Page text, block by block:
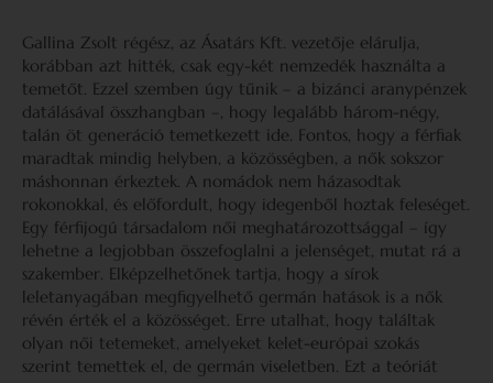
Gallina Zsolt régész, az Ásatárs Kft. vezetője elárulja,
korábban azt hitték, csak egy-két nemzedék használta a
temetőt. Ezzel szemben úgy tűnik – a bizánci aranypénzek
datálásával összhangban –, hogy legalább három-négy,
talán öt generáció temetkezett ide. Fontos, hogy a férfiak
maradtak mindig helyben, a közösségben, a nők sokszor
máshonnan érkeztek. A nomádok nem házasodtak
rokonokkal, és előfordult, hogy idegenből hoztak feleséget.
Egy férfijogú társadalom női meghatározottsággal – így
lehetne a legjobban összefoglalni a jelenséget, mutat rá a
szakember. Elképzelhetőnek tartja, hogy a sírok
leletanyagában megfigyelhető germán hatások is a nők
révén érték el a közösséget. Erre utalhat, hogy találtak
olyan női tetemeket, amelyeket kelet-európai szokás
szerint temettek el, de germán viseletben. Ezt a teóriát